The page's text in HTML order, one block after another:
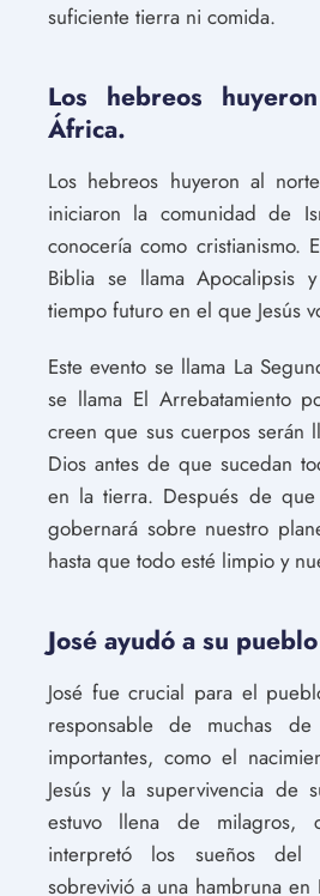
suficiente tierra ni comida.
Los hebreos
África.
Los hebreos huyeron al
iniciaron la comunidad de
conocería como cristianismo.
Biblia se llama Apocalipsis
tiempo futuro en el que Jesús
Este evento se llama La
se llama El Arrebatamiento
creen que sus cuerpos serán
Dios antes de que sucedan
en la tierra. Después de que
gobernará sobre nuestro
hasta que todo esté limpio y
José ayudó a su pueblo
José fue crucial para el
responsable de muchas
importantes, como el
Jesús y la supervivencia de
estuvo llena de milagros,
interpretó los sueños del
sobrevivió a una hambruna